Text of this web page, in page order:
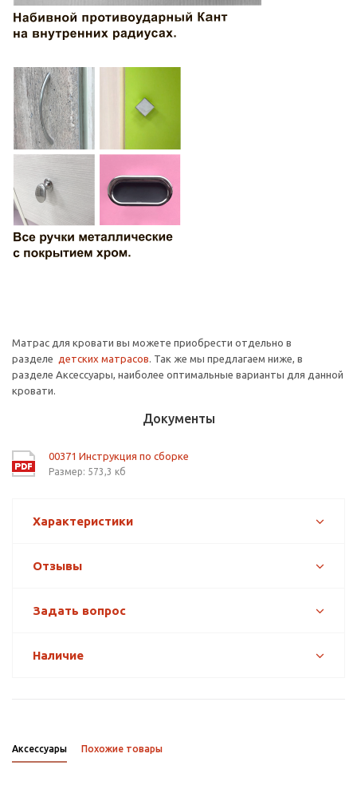
Матрас для кровати вы можете приобрести отдельно в
разделе детских матрасов. Так же мы предлагаем ниже, в
разделе Аксессуары, наиболее оптимальные варианты для данной
кровати.
Документы
00371 Инструкция по сборке
Размер: 573,3 кб
Характеристики
Отзывы
Задать вопрос
Наличие
Аксессуары Похожие товары